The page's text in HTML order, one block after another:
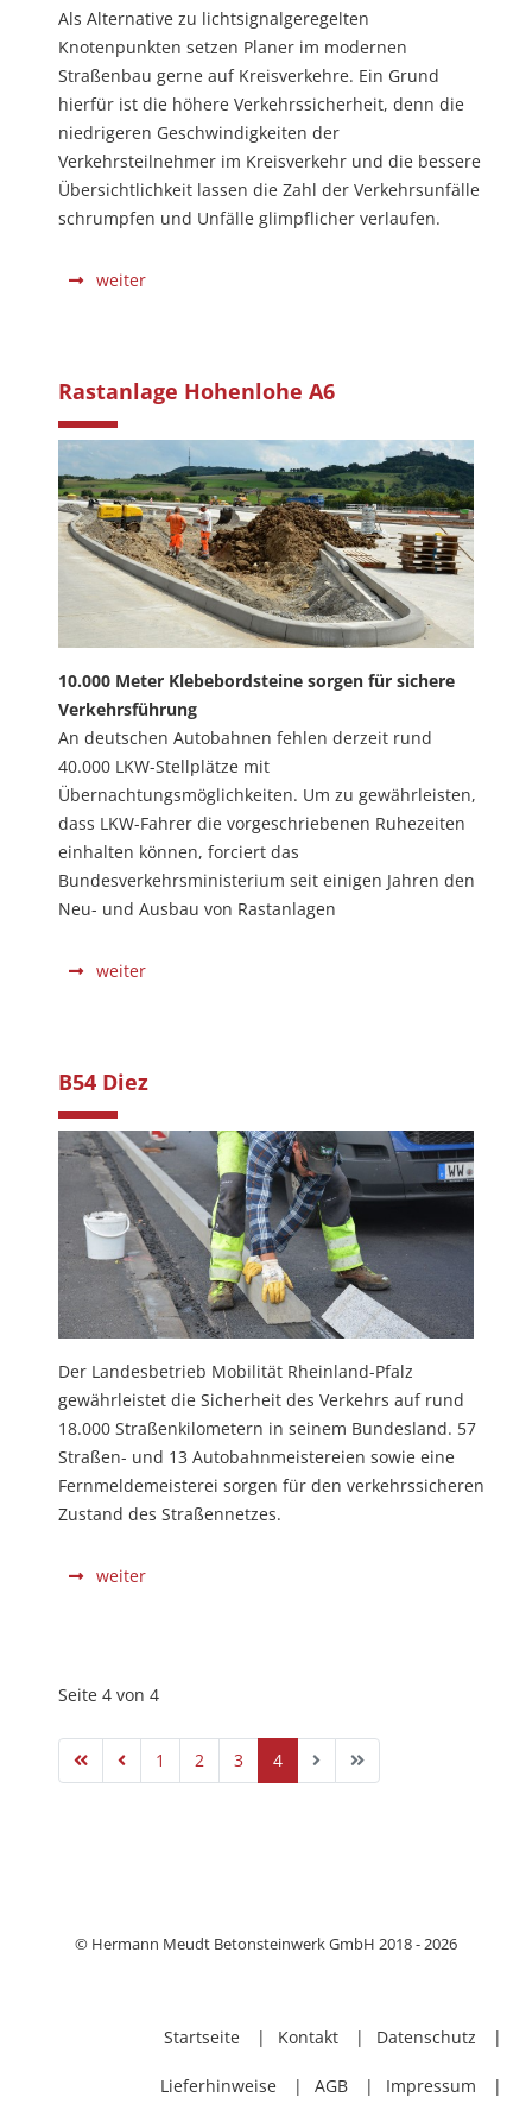
Als Alternative zu lichtsignalgeregelten
Knotenpunkten setzen Planer im modernen
Straßenbau gerne auf Kreisverkehre. Ein Grund
hierfür ist die höhere Verkehrssicherheit, denn die
niedrigeren Geschwindigkeiten der
Verkehrsteilnehmer im Kreisverkehr und die bessere
Übersichtlichkeit lassen die Zahl der Verkehrsunfälle
schrumpfen und Unfälle glimpflicher verlaufen.
weiter
Rastanlage Hohenlohe A6
10.000 Meter Klebebordsteine sorgen für sichere
Verkehrsführung
An deutschen Autobahnen fehlen derzeit rund
40.000 LKW-Stellplätze mit
Übernachtungsmöglichkeiten. Um zu gewährleisten,
dass LKW-Fahrer die vorgeschriebenen Ruhezeiten
einhalten können, forciert das
Bundesverkehrsministerium seit einigen Jahren den
Neu- und Ausbau von Rastanlagen
weiter
B54 Diez
Der Landesbetrieb Mobilität Rheinland-Pfalz
gewährleistet die Sicherheit des Verkehrs auf rund
18.000 Straßenkilometern in seinem Bundesland. 57
Straßen- und 13 Autobahnmeistereien sowie eine
Fernmeldemeisterei sorgen für den verkehrssicheren
Zustand des Straßennetzes.
weiter
Seite 4 von 4
1 2 3 4
© Hermann Meudt Betonsteinwerk GmbH 2018 - 2026
Startseite Kontakt Datenschutz
Lieferhinweise AGB Impressum